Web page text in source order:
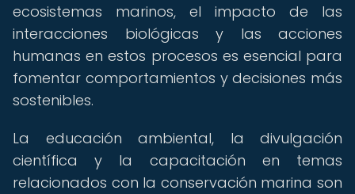
ecosistemas marinos, el impacto de las
interacciones biológicas y las acciones
humanas en estos procesos es esencial para
fomentar comportamientos y decisiones más
sostenibles.
La educación ambiental, la divulgación
científica y la capacitación en temas
relacionados con la conservación marina son